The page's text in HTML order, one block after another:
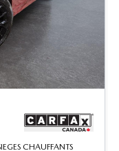
CHAUFFANTS